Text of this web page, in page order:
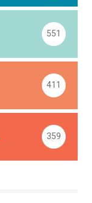
551
411
359